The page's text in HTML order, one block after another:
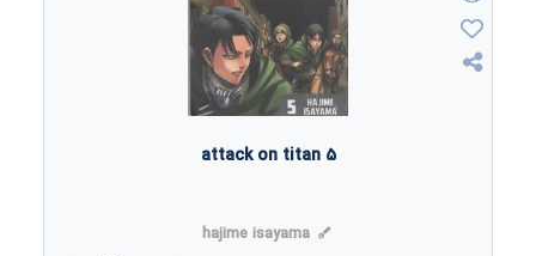
attack on titan 5
hajime isayama